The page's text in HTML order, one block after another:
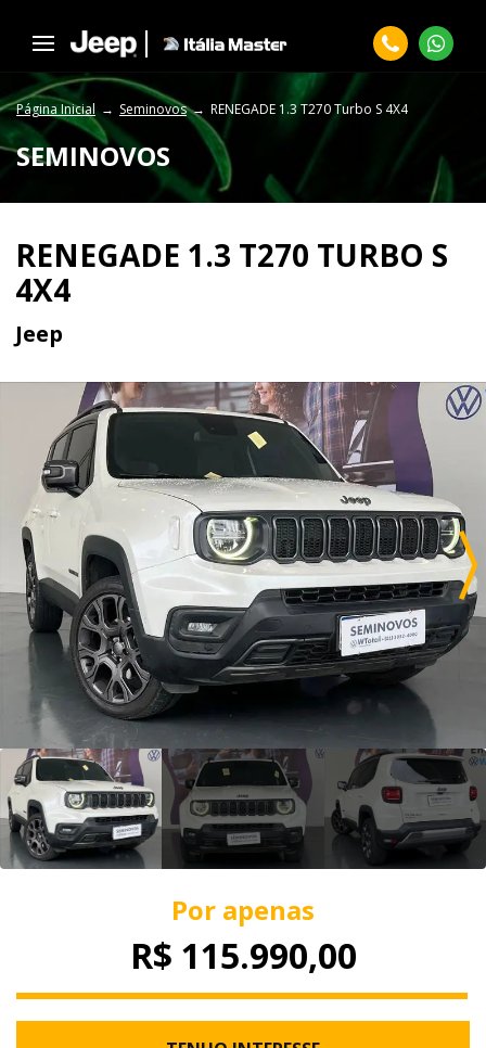
Página Inicial Seminovos RENEGADE 1.3 T270 Turbo S 4X4
SEMINOVOS
RENEGADE 1.3 T270 TURBO S
4X4
Jeep
Por apenas
R$ 115.990,00